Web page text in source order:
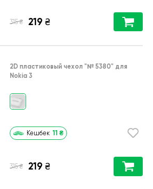
315 ₴ 219 ₴
2D пластиковый чехол "№ 5380" для
Nokia 3
Кешбек 11 ₴
315 ₴ 219 ₴